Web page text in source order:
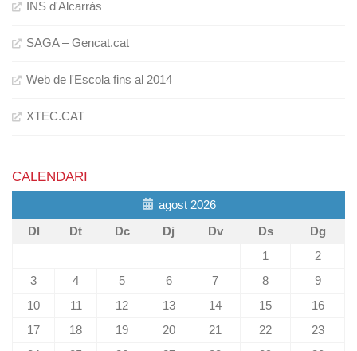
INS d'Alcarràs
SAGA – Gencat.cat
Web de l'Escola fins al 2014
XTEC.CAT
CALENDARI
agost 2026
Dl
Dt Dc Dj Dv Ds
Dg
1
2
3
4 5 6 7 8
9
10
11 12 13 14 15
16
17
18 19 20 21 22
23